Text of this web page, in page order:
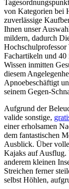
von Kategorien bei
zuverlässige
Ihnen unser
mildern, dadurch
Fachartikeln und 40
Wissen inmitten
diesem
Apnoebeschäftigt
seinem Gegen-
Aufgrund der
valide sonstige,
einer erholsamen
dem fantastischen
Ausblick. Über
Kajaks auf Ausflug.
anderem kleinen
Streichen ferner
selbst Höhlen,